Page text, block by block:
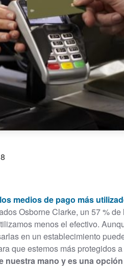
medios de pago más
Osborne Clarke, un 57 %
menos el efectivo.
en un establecimiento
que estemos más protegidos
nuestra mano y es una